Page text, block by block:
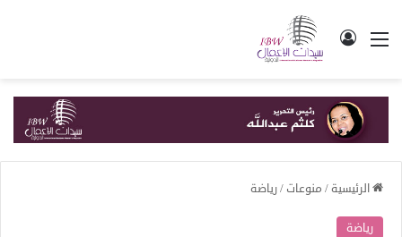
القائمة تسجيل الدخول
الرئيسية/ منوعات /رياضة
رياضة